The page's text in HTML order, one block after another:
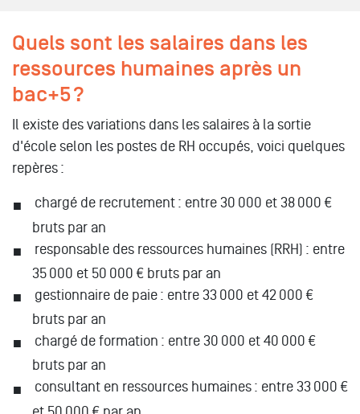
Quels sont les salaires dans les
ressources humaines après un
bac+5 ?
Il existe des variations dans les salaires à la sortie
d'école selon les postes de RH occupés, voici quelques
repères :
chargé de recrutement : entre 30 000 et 38 000 €
bruts par an
responsable des ressources humaines (RRH) : entre
35 000 et 50 000 € bruts par an
gestionnaire de paie : entre 33 000 et 42 000 €
bruts par an
chargé de formation : entre 30 000 et 40 000 €
bruts par an
consultant en ressources humaines : entre 33 000 €